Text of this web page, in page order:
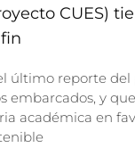
CUES)
último reporte del
embarcados, y
académica en